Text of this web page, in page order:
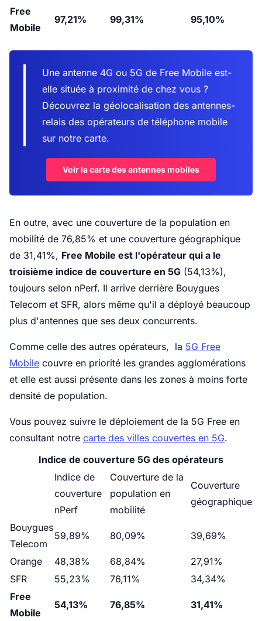
Free
Mobile
97,21% 99,31% 95,10%
Une antenne 4G ou 5G de Free Mobile est-
elle située à proximité de chez vous ?
Découvrez la géolocalisation des antennes-
relais des opérateurs de téléphone mobile
sur notre carte.
Voir la carte des antennes mobiles
En outre, avec une couverture de la population en
mobilité de 76,85% et une couverture géographique
de 31,41%, Free Mobile est l'opérateur qui a le
troisième indice de couverture en 5G (54,13%),
toujours selon nPerf. Il arrive derrière Bouygues
Telecom et SFR, alors même qu'il a déployé beaucoup
plus d'antennes que ses deux concurrents.
Comme celle des autres opérateurs, la 5G Free
Mobile couvre en priorité les grandes agglomérations
et elle est aussi présente dans les zones à moins forte
densité de population.
Vous pouvez suivre le déploiement de la 5G Free en
consultant notre carte des villes couvertes en 5G.
Indice de couverture 5G des opérateurs
Indice de
couverture
nPerf
Couverture de la
population en
mobilité
Couverture
géographique
Bouygues
Telecom
59,89% 80,09% 39,69%
Orange 48,38% 68,84%
27,91%
SFR
55,23% 76,11%
34,34%
Free
Mobile
54,13% 76,85% 31,41%